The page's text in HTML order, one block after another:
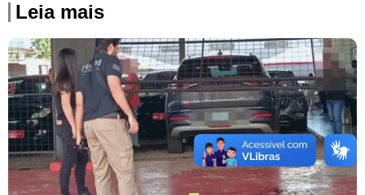
Leia mais